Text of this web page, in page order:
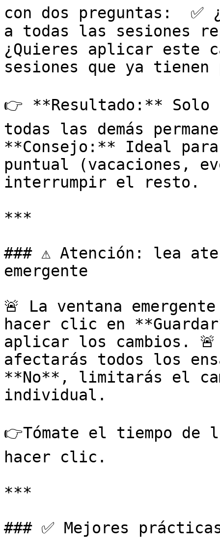
con dos preguntas:  ✅
a todas las sesiones
¿Quieres aplicar este
sesiones que ya
👉 **Resultado:**
todas las demás
**Consejo:** Ideal
puntual (vacaciones,
interrumpir el resto.
***
### ⚠️ Atención: lea
emergente
🚨 La ventana
hacer clic en
aplicar los cambios.
afectarás todos los
**No**, limitarás el
individual.
👉Tómate el tiempo de
hacer clic.
***
### ✅ Mejores